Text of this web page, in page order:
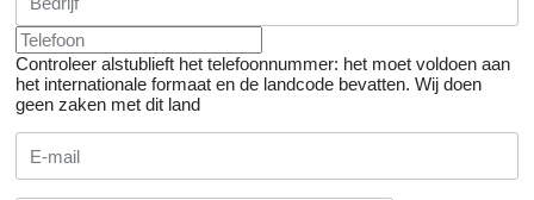
Controleer alstublieft het telefoonnummer: het moet voldoen aan
het internationale formaat en de landcode bevatten. Wij doen
geen zaken met dit land